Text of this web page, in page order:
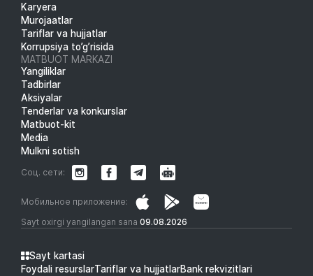
Karyera
Murojaatlar
Tariflar va hujjatlar
Korrupsiya to’g’risida
MATBUOT MARKAZI
Yangiliklar
Tadbirlar
Aksiyalar
Tenderlar va konkurslar
Matbuot-kit
Media
Mulkni sotish
Sayt oxirgi yangilangan sana 09.08.2026
Мобильное приложение:
Соц. сети:
Sayt kartasi
Foydali resurslarTariflar va hujjatlarBank rekvizitlari